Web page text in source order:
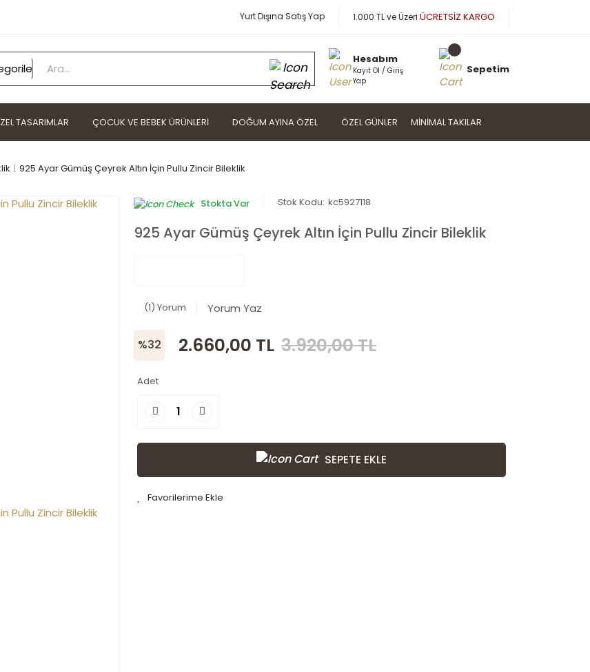
Yurt Dışına Satış Yap 1.000 TL ve Üzeri ÜCRETSİZ KARGO
Hesabım
Kayıt Ol / Giriş
Yap
Sepetim
TASARIMLAR ÇOCUK VE BEBEK ÜRÜNLERI DOĞUM AYINA ÖZEL ÖZEL GÜNLER MINIMAL TAKILAR
925 Ayar Gümüş Çeyrek Altın İçin Pullu Zincir Bileklik
Stokta Var Stok Kodu: kc5927118
925 Ayar Gümüş Çeyrek Altın İçin Pullu Zincir Bileklik
(1) Yorum Yorum Yaz
%32 2.660,00 TL 3.920,00 TL
Adet
SEPETE EKLE